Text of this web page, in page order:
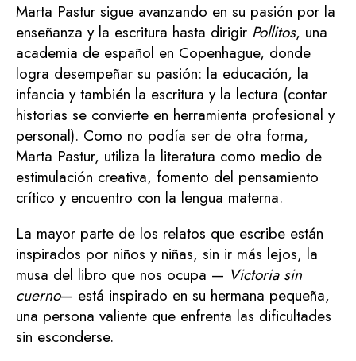
Marta Pastur sigue avanzando en su pasión por la
enseñanza y la escritura hasta dirigir Pollitos, una
academia de español en Copenhague, donde
logra desempeñar su pasión: la educación, la
infancia y también la escritura y la lectura (contar
historias se convierte en herramienta profesional y
personal). Como no podía ser de otra forma,
Marta Pastur, utiliza la literatura como medio de
estimulación creativa, fomento del pensamiento
crítico y encuentro con la lengua materna.
La mayor parte de los relatos que escribe están
inspirados por niños y niñas, sin ir más lejos, la
musa del libro que nos ocupa — Victoria sin
cuerno— está inspirado en su hermana pequeña,
una persona valiente que enfrenta las dificultades
sin esconderse.